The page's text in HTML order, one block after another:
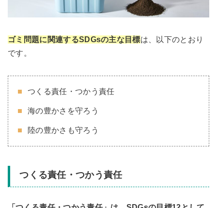
ゴミ問題に関連するSDGsの主な目標は、以下のとおり
です。
つくる責任・つかう責任
海の豊かさを守ろう
陸の豊かさも守ろう
つくる責任・つかう責任